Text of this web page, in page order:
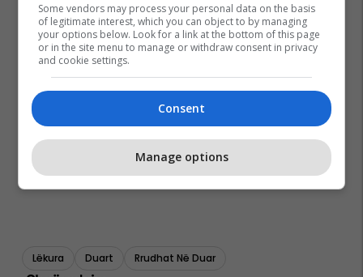
Lëkura Duart Rrudhat Në Duar
Some vendors may process your personal data on the basis
of legitimate interest, which you can object to by managing
your options below. Look for a link at the bottom of this page
or in the site menu to manage or withdraw consent in privacy
and cookie settings.
Consent
Manage options